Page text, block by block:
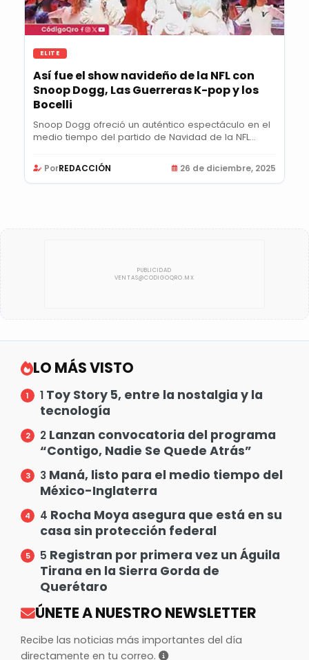
ELITE
Así fue el show navideño de la NFL con
Snoop Dogg, Las Guerreras K-pop y los
Bocelli
Snoop Dogg ofreció un auténtico espectáculo en el
medio tiempo del partido de Navidad de la NFL...
PorREDACCIÓN 26 de diciembre, 2025
LO MÁS VISTO
1 Toy Story 5, entre la nostalgia y la
tecnología
2 Lanzan convocatoria del programa
“Contigo, Nadie Se Quede Atrás”
3 Maná, listo para el medio tiempo del
México-Inglaterra
4 Rocha Moya asegura que está en su
casa sin protección federal
5 Registran por primera vez un Águila
Tirana en la Sierra Gorda de
Querétaro
ÚNETE A NUESTRO NEWSLETTER
Recibe las noticias más importantes del día
directamente en tu correo.